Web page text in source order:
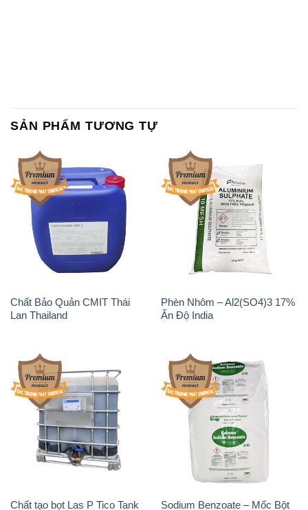
SẢN PHẨM TƯƠNG TỰ
Chất Bảo Quản CMIT Thái
Lan Thailand
Phèn Nhôm – Al2(SO4)3 17%
Ấn Độ India
Chất tạo bọt Las P Tico Tank Sodium Benzoate – Mốc Bột